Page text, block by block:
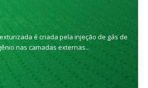
é criada pela injeção de gás de
nas camadas externas...